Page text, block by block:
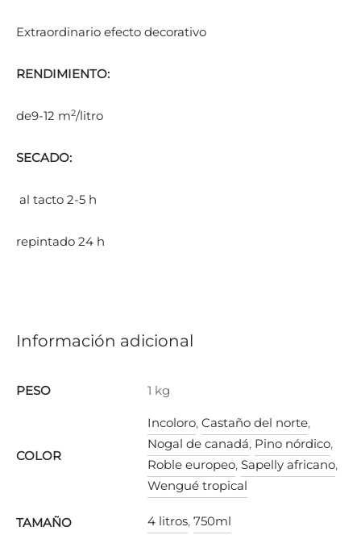
Extraordinario efecto decorativo
RENDIMIENTO:
de9-12 m2/litro
SECADO:
al tacto 2-5 h
repintado 24 h
Información adicional
PESO 1 kg
COLOR
Incoloro, Castaño del norte,
Nogal de canadá, Pino nórdico,
Roble europeo, Sapelly africano,
Wengué tropical
TAMAÑO 4 litros, 750ml